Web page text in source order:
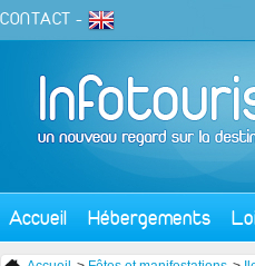
CONTACT -
Accueil Hébergements